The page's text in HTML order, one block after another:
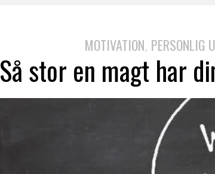
MOTIVATION, PERSONLIG
Så stor en magt har